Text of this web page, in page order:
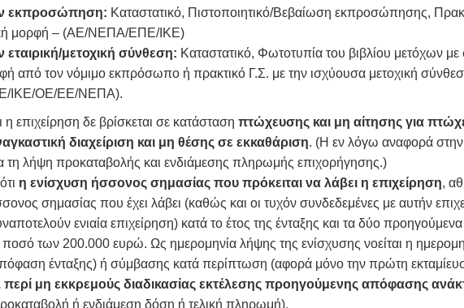
εκπροσώπηση: Καταστατικό, Πιστοποιητικό/Βεβαίωση εκπροσώπησης,
μορφή – (ΑΕ/ΝΕΠΑ/ΕΠΕ/ΙΚΕ)
εταιρική/μετοχική σύνθεση: Καταστατικό, Φωτοτυπία του βιβλίου μετόχων με
από τον νόμιμο εκπρόσωπο ή πρακτικό Γ.Σ. με την ισχύουσα μετοχική
ΙΚΕ/ΟΕ/ΕΕ/ΝΕΠΑ).
η επιχείρηση δε βρίσκεται σε κατάσταση πτώχευσης και μη αίτησης για
διαχείριση και μη θέσης σε εκκαθάριση. (Η εν λόγω αναφορά στην
τη λήψη προκαταβολής και ενδιάμεσης πληρωμής επιχορήγησης.)
η ενίσχυση ήσσονος σημασίας που πρόκειται να λάβει η επιχείρηση,
σημασίας που έχει λάβει (καθώς και οι τυχόν συνδεδεμένες με αυτήν
ενιαία επιχείρηση) κατά το έτος της ένταξης και τα δύο προηγούμενα
ποσό των 200.000 ευρώ. Ως ημερομηνία λήψης της ενίσχυσης νοείται η
ένταξης) ή σύμβασης κατά περίπτωση (αφορά μόνο την πρώτη
περί μη εκκρεμούς διαδικασίας εκτέλεσης προηγούμενης απόφασης
ή ενδιάμεση δόση ή τελική πληρωμή).